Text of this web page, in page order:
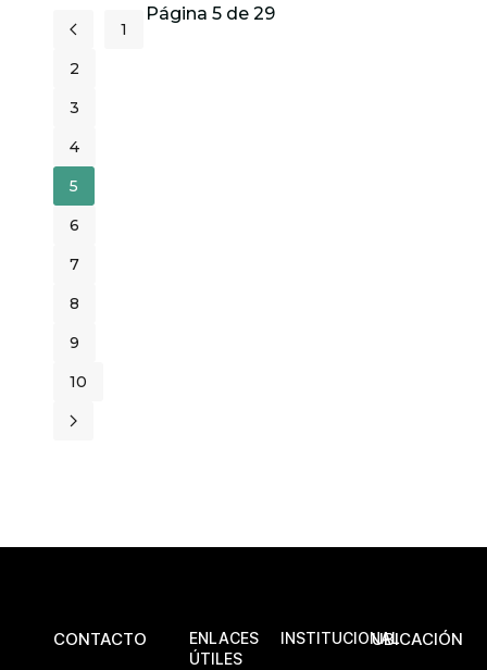
Página 5 de 29
1
2
3
4
5
6
7
8
9
10
CONTACTO
ENLACES
ÚTILES
INSTITUCIONALUBICACIÓN